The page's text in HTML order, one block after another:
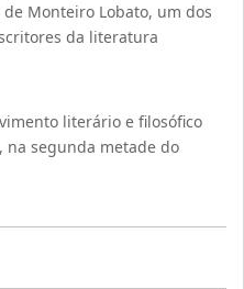
Monteiro Lobato, um dos
da literatura
literário e filosófico
segunda metade do